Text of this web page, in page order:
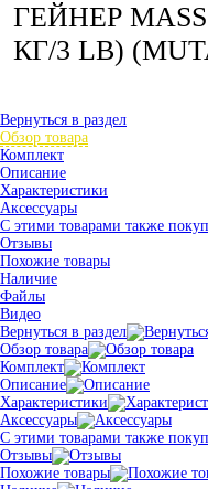
ГЕЙНЕР MASS
КГ/3 LB)
Вернуться в раздел
Обзор товара
Комплект
Описание
Характеристики
Аксессуары
С этими товарами также
Отзывы
Похожие товары
Наличие
Файлы
Видео
Вернуться в раздел
Обзор товара
Комплект
Описание
Характеристики
Аксессуары
С этими товарами также
Отзывы
Похожие товары